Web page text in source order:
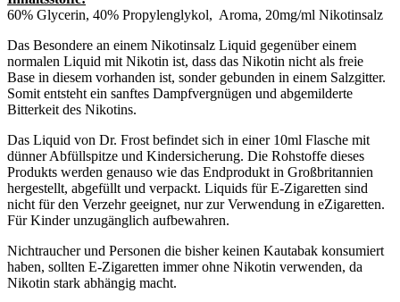
60% Glycerin, 40% Propylenglykol, Aroma, 20mg/ml Nikotinsalz
Das Besondere an einem Nikotinsalz Liquid gegenüber einem
normalen Liquid mit Nikotin ist, dass das Nikotin nicht als freie
Base in diesem vorhanden ist, sonder gebunden in einem Salzgitter.
Somit entsteht ein sanftes Dampfvergnügen und abgemilderte
Bitterkeit des Nikotins.
Das Liquid von Dr. Frost befindet sich in einer 10ml Flasche mit
dünner Abfüllspitze und Kindersicherung. Die Rohstoffe dieses
Produkts werden genauso wie das Endprodukt in Großbritannien
hergestellt, abgefüllt und verpackt. Liquids für E-Zigaretten sind
nicht für den Verzehr geeignet, nur zur Verwendung in eZigaretten.
Für Kinder unzugänglich aufbewahren.
Nichtraucher und Personen die bisher keinen Kautabak konsumiert
haben, sollten E-Zigaretten immer ohne Nikotin verwenden, da
Nikotin stark abhängig macht.